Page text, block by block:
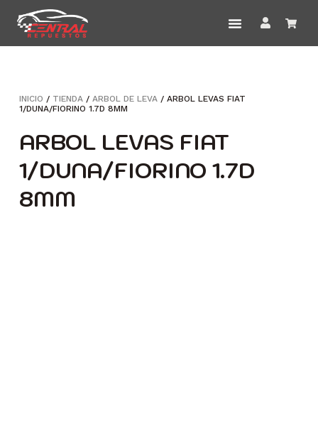
INICIO / TIENDA / ARBOL DE LEVA / ARBOL LEVAS FIAT
1/DUNA/FIORINO 1.7D 8MM
ARBOL LEVAS FIAT
1/DUNA/FIORINO 1.7D
8MM